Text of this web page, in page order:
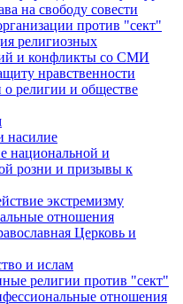
на свободу совести
против "сект"
религиозных
и конфликты со СМИ
нравственности
о религии и обществе
насилие
национальной и
розни и призывы к
экстремизму
отношения
Церковь и
и ислам
религии против "сект"
отношения